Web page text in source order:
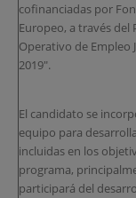
cofinanciadas por
Europeo, a través del
Operativo de Empleo
2019".
El candidato se
equipo para
incluidas en los
programa,
participará del